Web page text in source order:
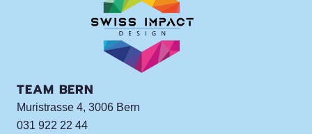
TEAM BERN
Muristrasse 4, 3006 Bern
031 922 22 44